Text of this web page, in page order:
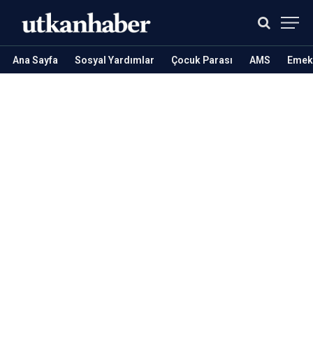
Ana Sayfa Sosyal Yardımlar Çocuk Parası AMS